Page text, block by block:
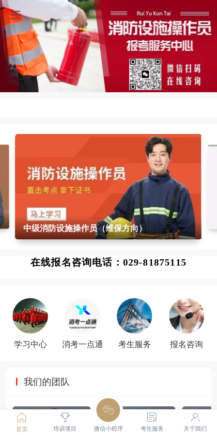
中级消防设施操作员（维保方向）
在线报名咨询电话：029-81875115
学习中心 消考一点通 考生服务 报名咨询
我们的团队
首页 培训项目 微信小程序 考生服务 关于我们